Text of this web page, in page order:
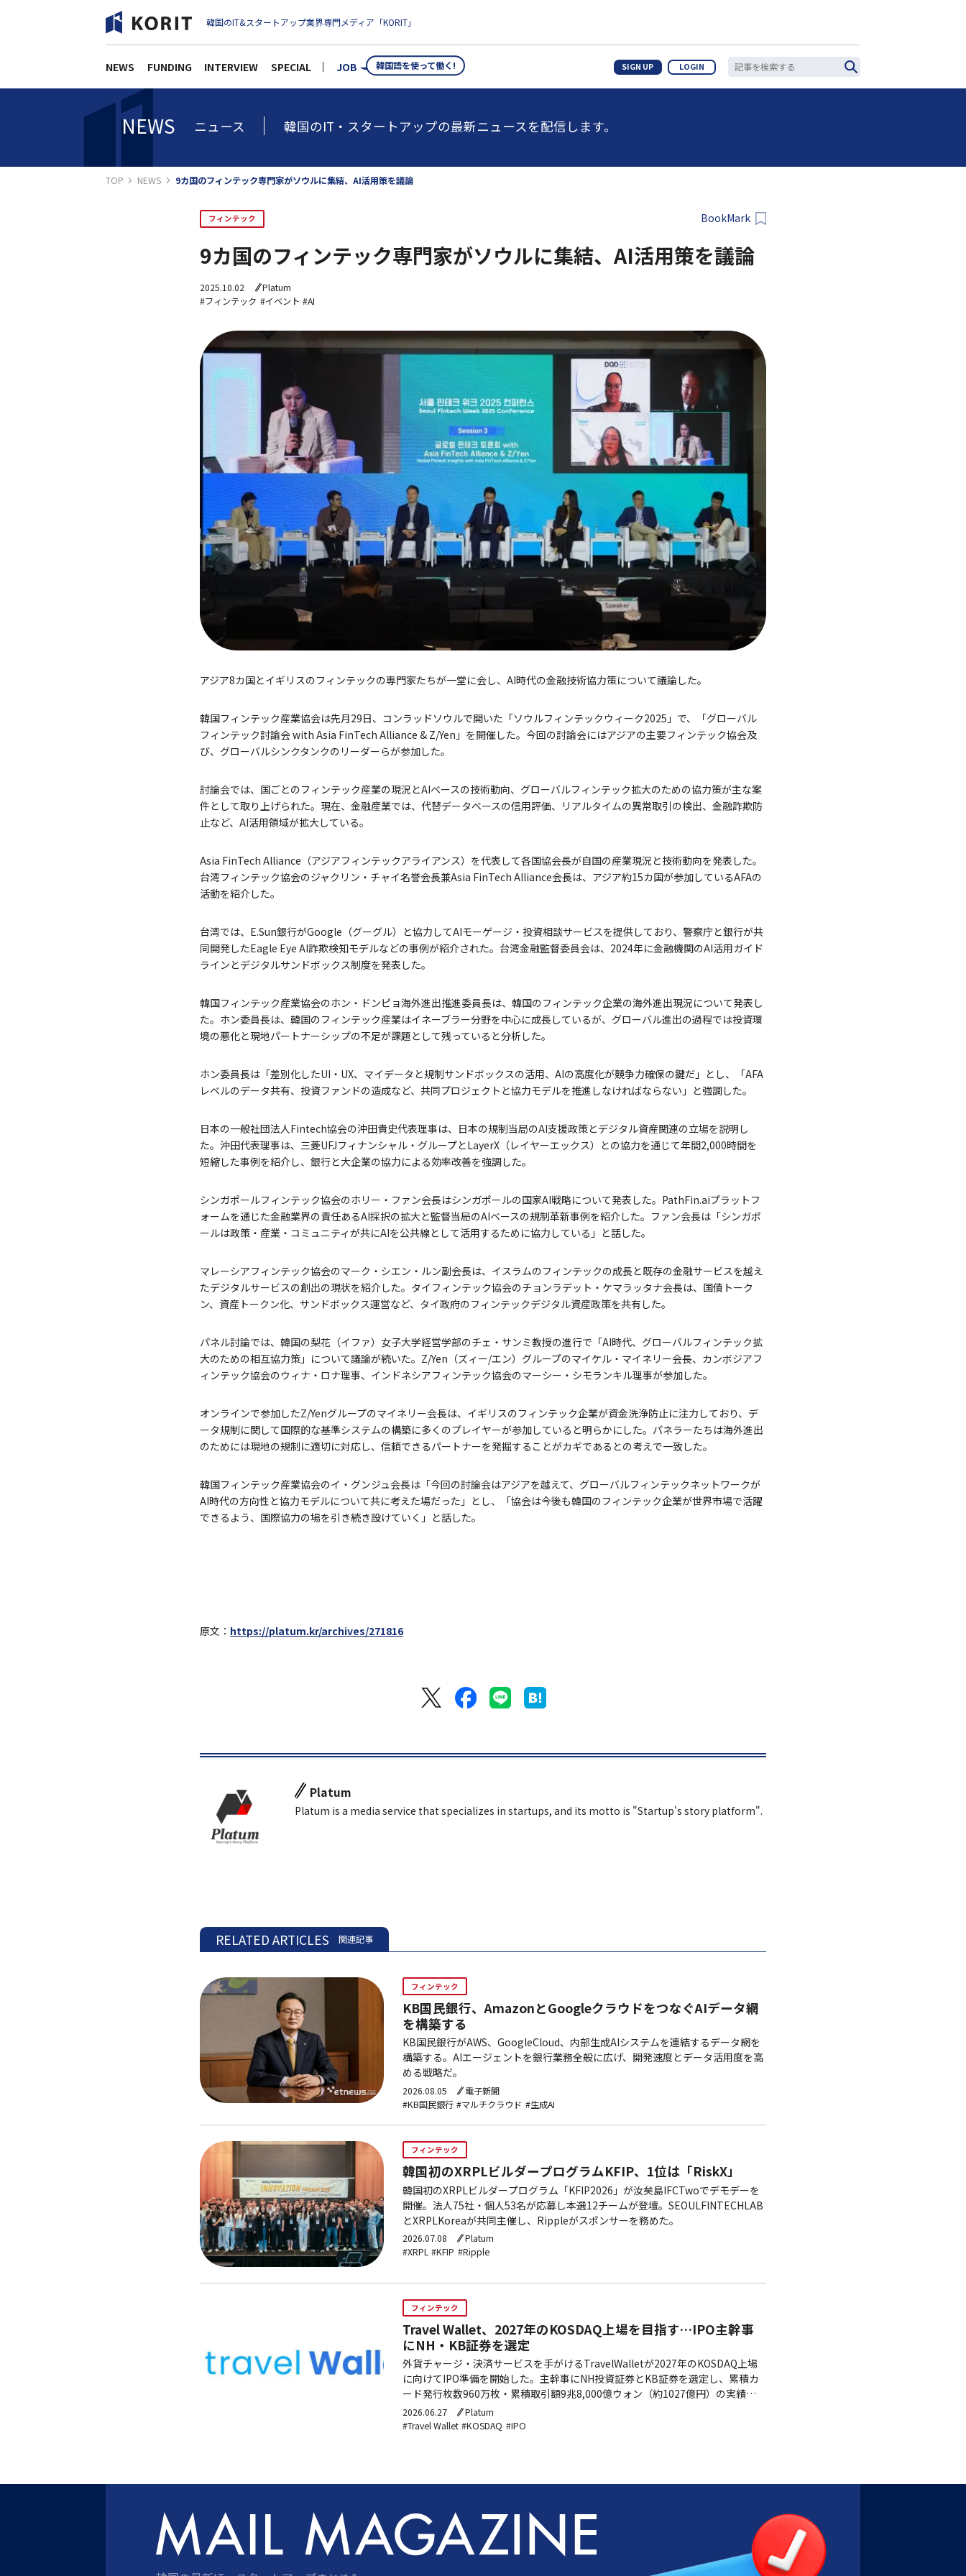
韓国のIT&スタートアップ業界専門メディア「KORIT」
NEWS FUNDING INTERVIEW SPECIAL JOB 韓国語を使って働く! SIGN UP LOGIN
NEWS ニュース 韓国のIT・スタートアップの最新ニュースを配信します。
TOP NEWS 9カ国のフィンテック専門家がソウルに集結、AI活用策を議論
フィンテック BookMark
9カ国のフィンテック専門家がソウルに集結、AI活用策を議論
2025.10.02
Platum
#フィンテック #イベント #AI
アジア8カ国とイギリスのフィンテックの専門家たちが一堂に会し、AI時代の金融技術協力策について議論した。
韓国フィンテック産業協会は先月29日、コンラッドソウルで開いた「ソウルフィンテックウィーク2025」で、「グローバル
フィンテック討論会 with Asia FinTech Alliance & Z/Yen」を開催した。今回の討論会にはアジアの主要フィンテック協会及
び、グローバルシンクタンクのリーダーらが参加した。
討論会では、国ごとのフィンテック産業の現況とAIベースの技術動向、グローバルフィンテック拡大のための協力策が主な案
件として取り上げられた。現在、金融産業では、代替データベースの信用評価、リアルタイムの異常取引の検出、金融詐欺防
止など、AI活用領域が拡大している。
Asia FinTech Alliance（アジアフィンテックアライアンス）を代表して各国協会長が自国の産業現況と技術動向を発表した。
台湾フィンテック協会のジャクリン・チャイ名誉会長兼Asia FinTech Alliance会長は、アジア約15カ国が参加しているAFAの
活動を紹介した。
台湾では、E.Sun銀行がGoogle（グーグル）と協力してAIモーゲージ・投資相談サービスを提供しており、警察庁と銀行が共
同開発したEagle Eye AI詐欺検知モデルなどの事例が紹介された。台湾金融監督委員会は、2024年に金融機関のAI活用ガイド
ラインとデジタルサンドボックス制度を発表した。
韓国フィンテック産業協会のホン・ドンピョ海外進出推進委員長は、韓国のフィンテック企業の海外進出現況について発表し
た。ホン委員長は、韓国のフィンテック産業はイネーブラー分野を中心に成長しているが、グローバル進出の過程では投資環
境の悪化と現地パートナーシップの不足が課題として残っていると分析した。
ホン委員長は「差別化したUI・UX、マイデータと規制サンドボックスの活用、AIの高度化が競争力確保の鍵だ」とし、「AFA
レベルのデータ共有、投資ファンドの造成など、共同プロジェクトと協力モデルを推進しなければならない」と強調した。
日本の一般社団法人Fintech協会の沖田貴史代表理事は、日本の規制当局のAI支援政策とデジタル資産関連の立場を説明し
た。沖田代表理事は、三菱UFJフィナンシャル・グループとLayerX（レイヤーエックス）との協力を通じて年間2,000時間を
短縮した事例を紹介し、銀行と大企業の協力による効率改善を強調した。
シンガポールフィンテック協会のホリー・ファン会長はシンガポールの国家AI戦略について発表した。PathFin.aiプラットフ
ォームを通じた金融業界の責任あるAI採択の拡大と監督当局のAIベースの規制革新事例を紹介した。ファン会長は「シンガポ
ールは政策・産業・コミュニティが共にAIを公共線として活用するために協力している」と話した。
マレーシアフィンテック協会のマーク・シエン・ルン副会長は、イスラムのフィンテックの成長と既存の金融サービスを越え
たデジタルサービスの創出の現状を紹介した。タイフィンテック協会のチョンラデット・ケマラッタナ会長は、国債トーク
ン、資産トークン化、サンドボックス運営など、タイ政府のフィンテックデジタル資産政策を共有した。
パネル討論では、韓国の梨花（イファ）女子大学経営学部のチェ・サンミ教授の進行で「AI時代、グローバルフィンテック拡
大のための相互協力策」について議論が続いた。Z/Yen（ズィー/エン）グループのマイケル・マイネリー会長、カンボジアフ
ィンテック協会のウィナ・ロナ理事、インドネシアフィンテック協会のマーシー・シモランキル理事が参加した。
オンラインで参加したZ/Yenグループのマイネリー会長は、イギリスのフィンテック企業が資金洗浄防止に注力しており、デ
ータ規制に関して国際的な基準システムの構築に多くのプレイヤーが参加していると明らかにした。パネラーたちは海外進出
のためには現地の規制に適切に対応し、信頼できるパートナーを発掘することがカギであるとの考えで一致した。
韓国フィンテック産業協会のイ・グンジュ会長は「今回の討論会はアジアを越えて、グローバルフィンテックネットワークが
AI時代の方向性と協力モデルについて共に考えた場だった」とし、「協会は今後も韓国のフィンテック企業が世界市場で活躍
できるよう、国際協力の場を引き続き設けていく」と話した。
原文： https://platum.kr/archives/271816
Platum
Platum is a media service that specializes in startups, and its motto is "Startup's story platform".
RELATED ARTICLES 関連記事
フィンテック
KB国民銀行、AmazonとGoogleクラウドをつなぐAIデータ網
を構築する
KB国民銀行がAWS、GoogleCloud、内部生成AIシステムを連結するデータ網を
構築する。AIエージェントを銀行業務全般に広げ、開発速度とデータ活用度を高
める戦略だ。
2026.08.05
電子新聞
#KB国民銀行 #マルチクラウド #生成AI
フィンテック
韓国初のXRPLビルダープログラムKFIP、1位は「RiskX」
韓国初のXRPLビルダープログラム「KFIP2026」が汝矣島IFCTwoでデモデーを
開催。法人75社・個人53名が応募し本選12チームが登壇。SEOULFINTECHLAB
とXRPLKoreaが共同主催し、Rippleがスポンサーを務めた。
2026.07.08
Platum
#XRPL #KFIP #Ripple
フィンテック
Travel Wallet、2027年のKOSDAQ上場を目指す…IPO主幹事
にNH・KB証券を選定
外貨チャージ・決済サービスを手がけるTravelWalletが2027年のKOSDAQ上場
に向けてIPO準備を開始した。主幹事にNH投資証券とKB証券を選定し、累積カ
ード発行枚数960万枚・累積取引額9兆8,000億ウォン（約1027億円）の実績を
背景に、グローバルデジタルウォレットとB2B決済インフラへの事業拡大を推進
する。
2026.06.27
Platum
#Travel Wallet #KOSDAQ #IPO